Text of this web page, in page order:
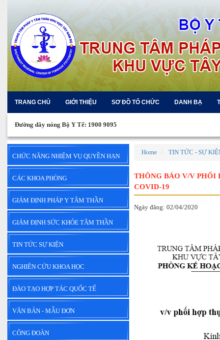
TRANG CHỦ GIỚI THIỆU SƠ ĐỒ TỔ CHỨC DANH BẠ
Đường dây nóng Bộ Y Tế: 1900 9095
CHỨC NĂNG NHIỆM VỤ QUYỀN HẠN
CÁC KHOA PHÒNG
GIÁM ĐỊNH PHÁP Y TÂM THẦN
GIÁM ĐỊNH SỨC KHỎE TÂM THẦN
TIN TỨC SỰ KIỆN
NGHIÊN CỨU KHOA HỌC
ĐÀO TẠO HỢP TÁC QUỐC TẾ
VĂN BẢN - MẪU ĐƠN
CÔNG ĐOÀN
Home TIN TỨC - SỰ
THÔNG BÁO V/V PHỐI
COVID-19
Ngày đăng: 02/04/2020